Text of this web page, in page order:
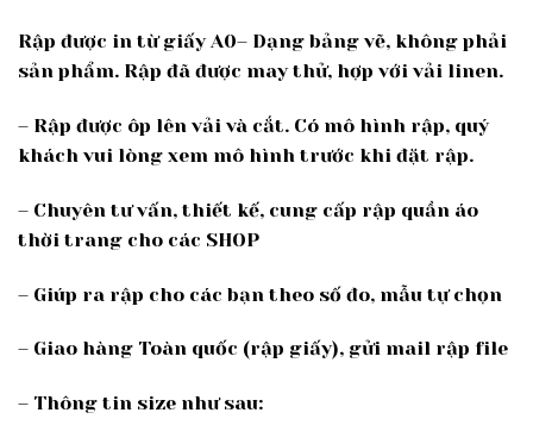
Rập được in từ giấy A0– Dạng bảng vẽ, không phải
sản phẩm. Rập đã được may thử, hợp với vải linen.
– Rập được ôp lên vải và cắt. Có mô hình rập, quý
khách vui lòng xem mô hình trước khi đặt rập.
– Chuyên tư vấn, thiết kế, cung cấp rập quần áo
thời trang cho các SHOP
– Giúp ra rập cho các bạn theo số đo, mẫu tự chọn
– Giao hàng Toàn quốc (rập giấy), gửi mail rập file
– Thông tin size như sau: